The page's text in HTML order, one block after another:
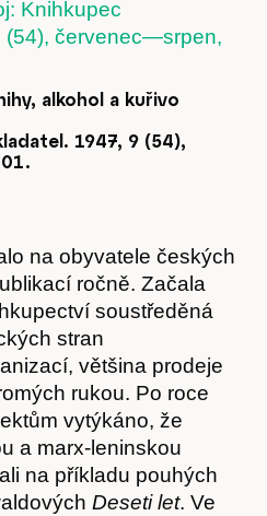
alkohol a kuřivo
1947, 9 (54),
na obyvatele českých
ročně. Začala
soustředěná
stran
většina prodeje
rukou. Po roce
vytýkáno, že
a marx-leninskou
na příkladu pouhých
Deseti let. Ve